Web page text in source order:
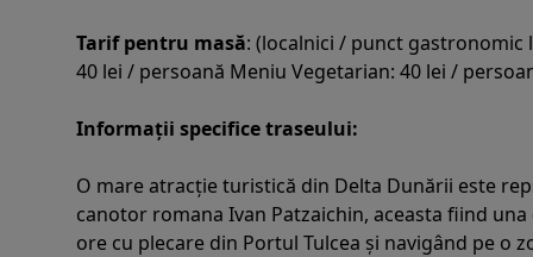
Tarif pentru masă: (localnici / punct gastronomic
40 lei / persoană Meniu Vegetarian: 40 lei /
Informații specifice traseului:
O mare atracție turistică din Delta Dunării este
canotor romana Ivan Patzaichin, aceasta fiind
ore cu plecare din Portul Tulcea și navigând pe o